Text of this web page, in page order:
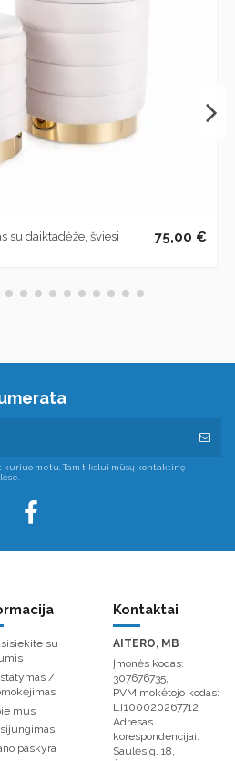
su daiktadėže, šviesi
75,00 €
metu. Tam tikslui mūsų kontaktinę
su
/
mus
paskyra
Kontaktai
AITERO, MB
Įmonės kodas:
307676735,
PVM mokėtojo kodas:
LT100020267712
Adresas
korespondencijai:
Saulės g. 18,